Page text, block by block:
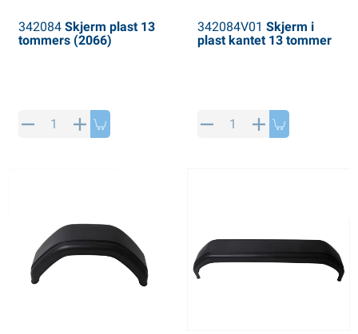
342084Skjerm plast 13
tommers (2066)
342084V01 Skjerm i
plast kantet 13 tommer